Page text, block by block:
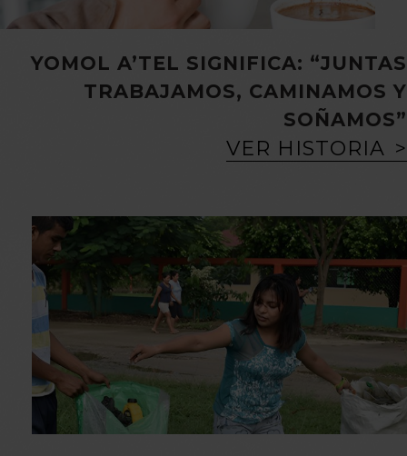
YOMOL A’TEL SIGNIFICA: “JUNTAS
TRABAJAMOS, CAMINAMOS Y
SOÑAMOS”
VER HISTORIA